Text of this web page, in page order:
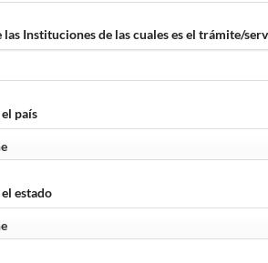
las Instituciones de las cuales es el trámite/
país
estado